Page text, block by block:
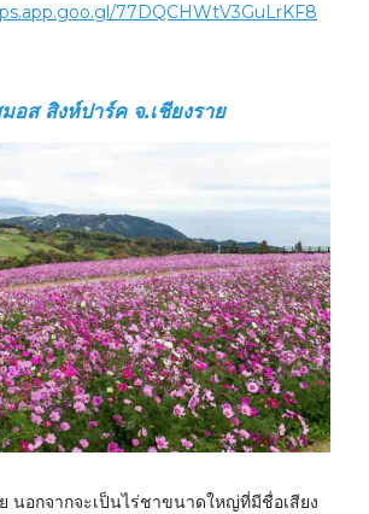
77DQCHWtV3GuLrKF8
อส สิงห์ปาร์ค จ.เชียงราย
นอกจากจะเป็นไร่ชาขนาดใหญ่ที่มีชื่อเสียง